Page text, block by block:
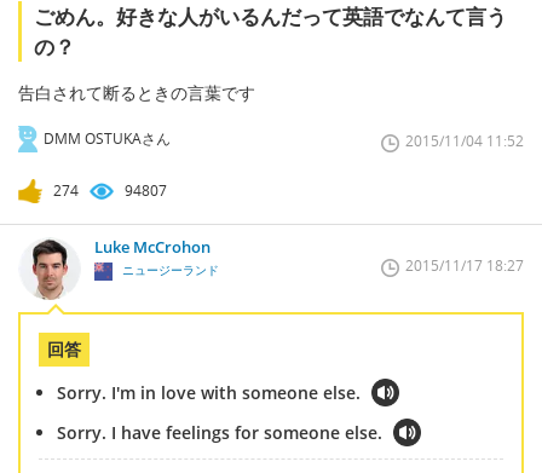
ごめん。好きな人がいるんだって英語でなんて言う
の？
告白されて断るときの言葉です
DMM OSTUKAさん 2015/11/04 11:52
274 94807
Luke McCrohon
ニュージーランド 2015/11/17 18:27
回答
Sorry. I'm in love with someone else.
Sorry. I have feelings for someone else.